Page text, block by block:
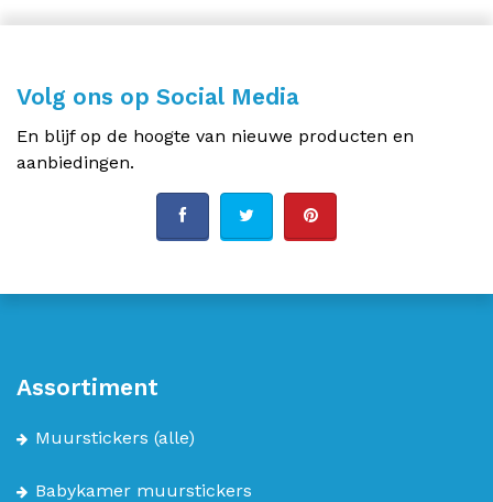
Volg ons op Social Media
En blijf op de hoogte van nieuwe producten en
aanbiedingen.
Assortiment
Muurstickers (alle)
Babykamer muurstickers